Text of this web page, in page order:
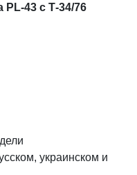
43 с Т-34/76
украинском и